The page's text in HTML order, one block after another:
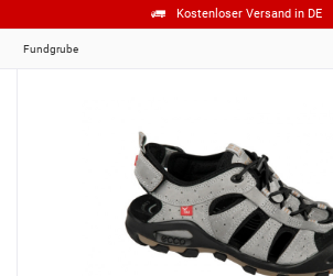
Kostenloser Versand in DE
Fundgrube